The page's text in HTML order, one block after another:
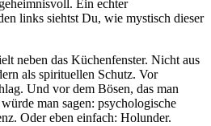
Ein echter
links siehtst Du, wie mystisch dieser
neben das Küchenfenster. Nicht aus
als spirituellen Schutz. Vor
Und vor dem Bösen, das man
man sagen: psychologische
Oder eben einfach: Holunder.